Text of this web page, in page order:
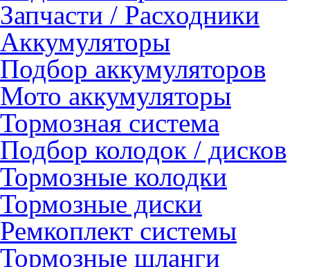
Запчасти / Расходники
Аккумуляторы
Подбор аккумуляторов
Мото аккумуляторы
Тормозная система
Подбор колодок / дисков
Тормозные колодки
Тормозные диски
Ремкоплект системы
Тормозные шланги